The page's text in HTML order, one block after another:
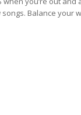
Balance your